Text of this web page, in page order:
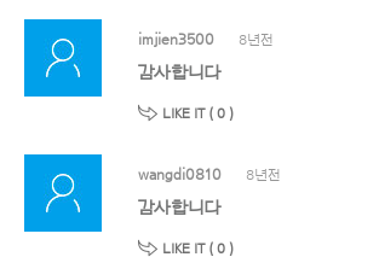
imjien3500 8년전
감사합니다
LIKE IT ( 0 )
wangdi0810 8년전
감사합니다
LIKE IT ( 0 )